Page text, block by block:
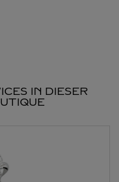
IN DIESER